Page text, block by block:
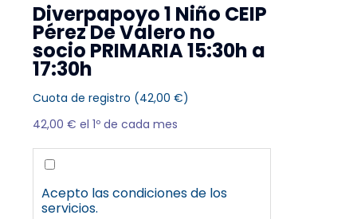
Diverpapoyo 1 Niño CEIP
Pérez De Valero no
socio PRIMARIA 15:30h a
17:30h
Cuota de registro (42,00 €)
42,00 € el 1º de cada mes
Acepto las condiciones de los
servicios.